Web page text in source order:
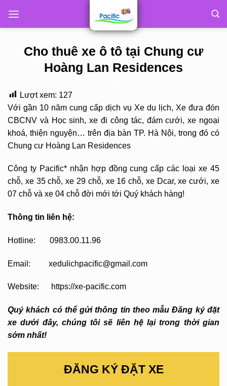
Cho thuê xe ô tô tại Chung cư
Hoàng Lan Residences
Lượt xem: 127
Với gần 10 năm cung cấp dịch vụ Xe du lịch, Xe đưa đón
CBCNV và Học sinh, xe đi công tác, đám cưới, xe ngoại
khoá, thiện nguyện… trên địa bàn TP. Hà Nội, trong đó có
Chung cư Hoàng Lan Residences
Công ty Pacific* nhận hợp đồng cung cấp các loại xe 45
chỗ, xe 35 chỗ, xe 29 chỗ, xe 16 chỗ, xe Dcar, xe cưới, xe
07 chỗ và xe 04 chỗ đời mới tới Quý khách hàng!
Thông tin liên hệ:
Hotline: 0983.00.11.96
Email: xedulichpacific@gmail.com
Website: https://xe-pacific.com
Quý khách có thể gửi thông tin theo mẫu Đăng ký đặt
xe dưới đây, chúng tôi sẽ liên hệ lại trong thời gian
sớm nhất!
ĐĂNG KÝ ĐẶT XE